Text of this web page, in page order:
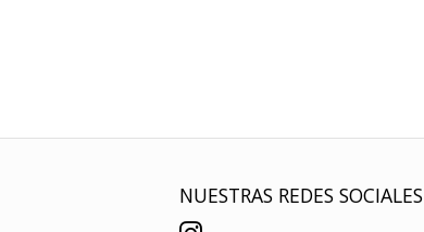
NUESTRAS REDES SOCIALES